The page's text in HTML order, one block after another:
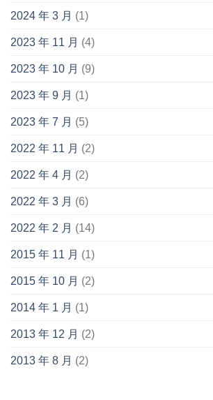
2024 年 3 月 (1)
2023 年 11 月 (4)
2023 年 10 月 (9)
2023 年 9 月 (1)
2023 年 7 月 (5)
2022 年 11 月 (2)
2022 年 4 月 (2)
2022 年 3 月 (6)
2022 年 2 月 (14)
2015 年 11 月 (1)
2015 年 10 月 (2)
2014 年 1 月 (1)
2013 年 12 月 (2)
2013 年 8 月 (2)